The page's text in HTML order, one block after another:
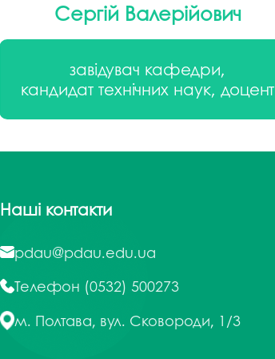
Сергій Валерійович
завідувач кафедри,
кандидат технічних наук, доцент
Наші контакти
pdau@pdau.edu.ua
Телефон (0532) 500273
м. Полтава, вул. Сковороди, 1/3